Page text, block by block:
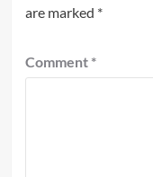
are marked *
Comment *